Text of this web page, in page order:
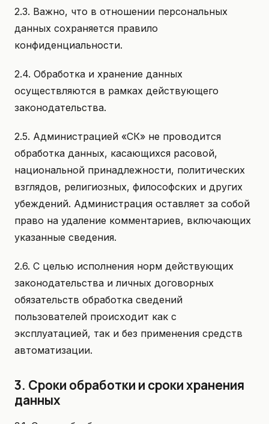
2.3. Важно, что в отношении персональных
данных сохраняется правило
конфиденциальности.
2.4. Обработка и хранение данных
осуществляются в рамках действующего
законодательства.
2.5. Администрацией «СК» не проводится
обработка данных, касающихся расовой,
национальной принадлежности, политических
взглядов, религиозных, философских и других
убеждений. Администрация оставляет за собой
право на удаление комментариев, включающих
указанные сведения.
2.6. С целью исполнения норм действующих
законодательства и личных договорных
обязательств обработка сведений
пользователей происходит как с
эксплуатацией, так и без применения средств
автоматизации.
3. Сроки обработки и сроки хранения
данных